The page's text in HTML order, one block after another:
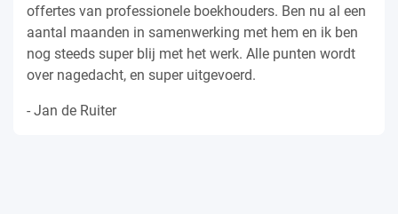
offertes van professionele boekhouders. Ben nu al een
aantal maanden in samenwerking met hem en ik ben
nog steeds super blij met het werk. Alle punten wordt
over nagedacht, en super uitgevoerd.
- Jan de Ruiter